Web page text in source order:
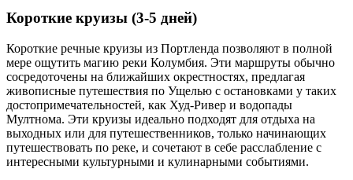
Короткие круизы (3-5 дней)
Короткие речные круизы из Портленда позволяют в полной
мере ощутить магию реки Колумбия. Эти маршруты обычно
сосредоточены на ближайших окрестностях, предлагая
живописные путешествия по Ущелью с остановками у таких
достопримечательностей, как Худ-Ривер и водопады
Мултнома. Эти круизы идеально подходят для отдыха на
выходных или для путешественников, только начинающих
путешествовать по реке, и сочетают в себе расслабление с
интересными культурными и кулинарными событиями.